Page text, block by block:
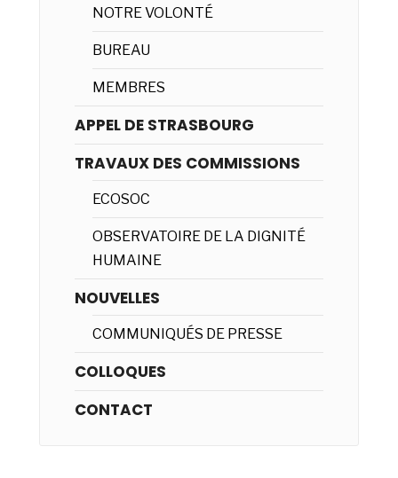
NOTRE VOLONTÉ
BUREAU
MEMBRES
APPEL DE STRASBOURG
TRAVAUX DES COMMISSIONS
ECOSOC
OBSERVATOIRE DE LA DIGNITÉ
HUMAINE
NOUVELLES
COMMUNIQUÉS DE PRESSE
COLLOQUES
CONTACT